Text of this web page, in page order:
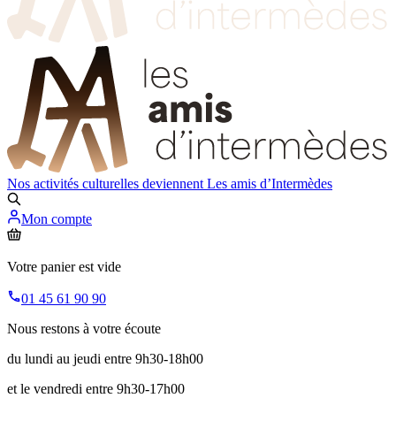
Nos activités culturelles deviennent Les amis d’Intermèdes
Mon compte
Votre panier est vide
01 45 61 90 90
Nous restons à votre écoute
du lundi au jeudi entre 9h30-18h00
et le vendredi entre 9h30-17h00